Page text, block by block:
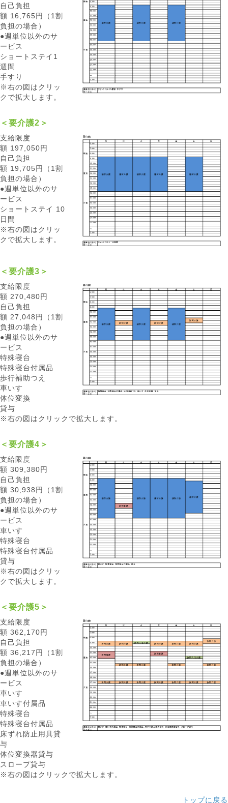
自己負担
額 16,765円（1割
負担の場合）
●週単位以外のサ
ービス
ショートステイ1
週間
手すり
※右の図はクリッ
クで拡大します。
＜要介護2＞
支給限度
額 197,050円
自己負担
額 19,705円（1割
負担の場合）
●週単位以外のサ
ービス
ショートステイ 10
日間
※右の図はクリッ
クで拡大します。
＜要介護3＞
支給限度
額 270,480円
自己負担
額 27,048円（1割
負担の場合）
●週単位以外のサ
ービス
特殊寝台
特殊寝台付属品
歩行補助つえ
車いす
体位変換
貸与
※右の図はクリックで拡大します。
＜要介護4＞
支給限度
額 309,380円
自己負担
額 30,938円（1割
負担の場合）
●週単位以外のサ
ービス
車いす
特殊寝台
特殊寝台付属品
貸与
※右の図はクリッ
クで拡大します。
＜要介護5＞
支給限度
額 362,170円
自己負担
額 36,217円（1割
負担の場合）
●週単位以外のサ
ービス
車いす
車いす付属品
特殊寝台
特殊寝台付属品
床ずれ防止用具貸
与
体位変換器貸与
スロープ貸与
※右の図はクリックで拡大します。
トップに戻る